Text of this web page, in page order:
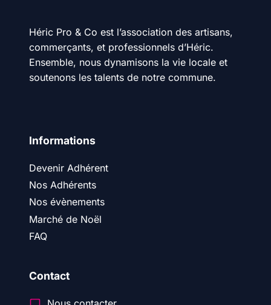
Héric Pro & Co est l’association des artisans,
commerçants, et professionnels d’Héric.
Ensemble, nous dynamisons la vie locale et
soutenons les talents de notre commune.
Informations
Devenir Adhérent
Nos Adhérents
Nos évènements
Marché de Noël
FAQ
Contact